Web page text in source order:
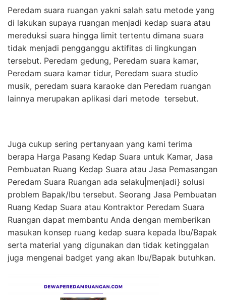
Peredam suara ruangan yakni salah satu metode yang
di lakukan supaya ruangan menjadi kedap suara atau
mereduksi suara hingga limit tertentu dimana suara
tidak menjadi pengganggu aktifitas di lingkungan
tersebut. Peredam gedung, Peredam suara kamar,
Peredam suara kamar tidur, Peredam suara studio
musik, peredam suara karaoke dan Peredam ruangan
lainnya merupakan aplikasi dari metode tersebut.
Juga cukup sering pertanyaan yang kami terima
berapa Harga Pasang Kedap Suara untuk Kamar, Jasa
Pembuatan Ruang Kedap Suara atau Jasa Pemasangan
Peredam Suara Ruangan ada selaku|menjadi} solusi
problem Bapak/Ibu tersebut. Seorang Jasa Pembuatan
Ruang Kedap Suara atau Kontraktor Peredam Suara
Ruangan dapat membantu Anda dengan memberikan
masukan konsep ruang kedap suara kepada Ibu/Bapak
serta material yang digunakan dan tidak ketinggalan
juga mengenai badget yang akan Ibu/Bapak butuhkan.